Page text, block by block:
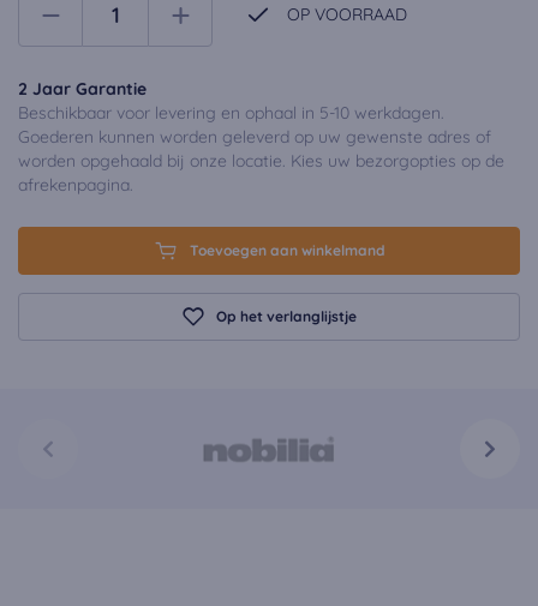
2 Jaar Garantie
OP VOORRAAD
Beschikbaar voor levering en ophaal in 5-10 werkdagen.
Goederen kunnen worden geleverd op uw gewenste adres of
worden opgehaald bij onze locatie. Kies uw bezorgopties op de
afrekenpagina.
Toevoegen aan winkelmand
Op het verlanglijstje